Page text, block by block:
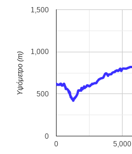
0 5,000
0
500
1,000
1,500
Υψόμετρο (m)